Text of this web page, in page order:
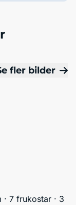
fler bilder
7 frukostar · 3